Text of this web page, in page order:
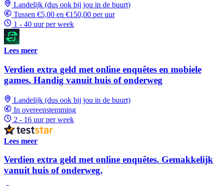
Landelijk (dus ook bij jou in de buurt)
Tussen €5,00 en €150,00 per uur
1 - 40 uur per week
Lees meer
Verdien extra geld met online enquêtes en mobiele
games. Handig vanuit huis of onderweg
Landelijk (dus ook bij jou in de buurt)
In overeenstemming
2 - 16 uur per week
Lees meer
Verdien extra geld met online enquêtes. Gemakkelijk
vanuit huis of onderweg.